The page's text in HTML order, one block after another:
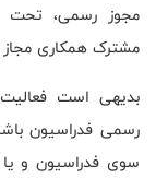
مجوز رسمی، تحت
مشترک همکاری
بدیهی است
رسمی فدراسیون
سوی فدراسیون و یا